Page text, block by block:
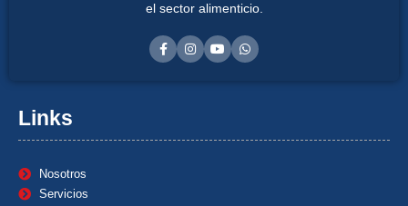
el sector alimenticio.
Links
Nosotros
Servicios